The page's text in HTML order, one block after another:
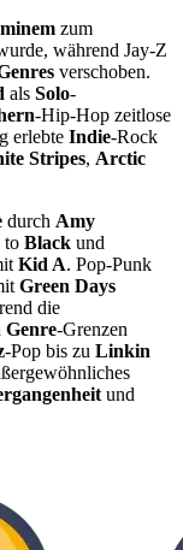
zum
während Jay-Z
verschoben.
als Solo-
-Hip-Hop zeitlose
erlebte Indie-Rock
Stripes, Arctic
durch Amy
to Black und
Kid A. Pop-Punk
Green Days
die
Genre-Grenzen
-Pop bis zu Linkin
und